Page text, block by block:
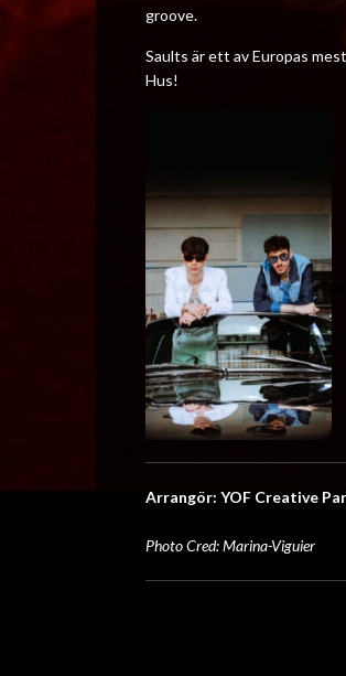
groove.
Saults är ett av Europas
Hus!
Arrangör: YOF Creative
Photo Cred: Marina-Viguier